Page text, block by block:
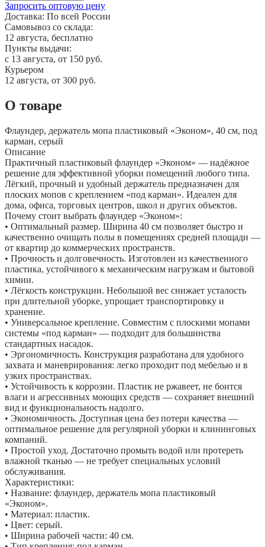
Запросить оптовую цену
Доставка: По всей России
Самовывоз со склада:
12 августа, бесплатно
Пункты выдачи:
c 13 августа, от 150 руб.
Курьером
12 августа, от 300 руб.
О товаре
Флаундер, держатель мопа пластиковый «Эконом», 40 см, под
карман, серый
Описание
Практичный пластиковый флаундер «Эконом» — надёжное
решение для эффективной уборки помещений любого типа.
Лёгкий, прочный и удобный держатель предназначен для
плоских мопов с креплением «под карман». Идеален для
дома, офиса, торговых центров, школ и других объектов.
Почему стоит выбрать флаундер «Эконом»:
• Оптимальный размер. Ширина 40 см позволяет быстро и
качественно очищать полы в помещениях средней площади —
от квартир до коммерческих пространств.
• Прочность и долговечность. Изготовлен из качественного
пластика, устойчивого к механическим нагрузкам и бытовой
химии.
• Лёгкость конструкции. Небольшой вес снижает усталость
при длительной уборке, упрощает транспортировку и
хранение.
• Универсальное крепление. Совместим с плоскими мопами
системы «под карман» — подходит для большинства
стандартных насадок.
• Эргономичность. Конструкция разработана для удобного
захвата и маневрирования: легко проходит под мебелью и в
узких пространствах.
• Устойчивость к коррозии. Пластик не ржавеет, не боится
влаги и агрессивных моющих средств — сохраняет внешний
вид и функциональность надолго.
• Экономичность. Доступная цена без потери качества —
оптимальное решение для регулярной уборки и клининговых
компаний.
• Простой уход. Достаточно промыть водой или протереть
влажной тканью — не требует специальных условий
обслуживания.
Характеристики:
• Название: флаундер, держатель мопа пластиковый
«Эконом».
• Материал: пластик.
• Цвет: серый.
• Ширина рабочей части: 40 см.